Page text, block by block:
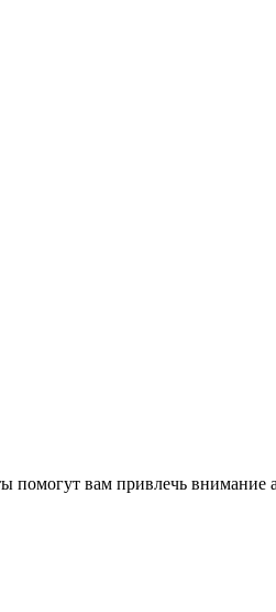
помогут вам привлечь внимание